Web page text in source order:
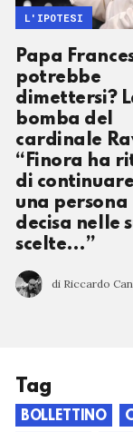
Papa
potrebbe
dimettersi?
bomba del
cardinale
“Finora ha
di
una
decisa nelle
scelte…”
di Riccardo
L'IPOTESI
Tag
BOLLETTINO